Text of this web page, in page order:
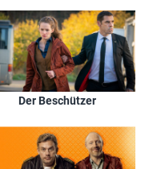
Der Beschützer